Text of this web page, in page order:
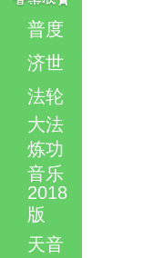
普度
济世
法轮
大法
炼功
音乐
2018
版
天音